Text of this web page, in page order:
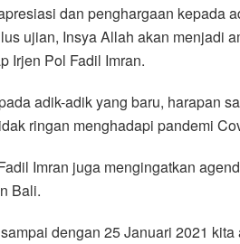
dan penghargaan kepada
ujian, Insya Allah akan menjadi
Irjen Pol Fadil Imran.
adik-adik yang baru, harapan
ringan menghadapi pandemi
Imran juga mengingatkan
Bali.
dengan 25 Januari 2021